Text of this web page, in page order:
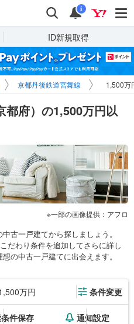
検索 通知
i
ID新規取得
京都丹後鉄道宮舞線 1,500万
都府）の1,500万円以
一部の画像提供：アフロ
古一戸建てから探しましょう。
だわり条件を追加してさらに詳し
の中古一戸建てに出会えます。
万円 条件変更
件保存 通知設定